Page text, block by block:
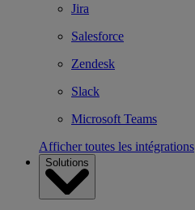
Jira
Salesforce
Zendesk
Slack
Microsoft Teams
Afficher toutes les intégrations
Solutions